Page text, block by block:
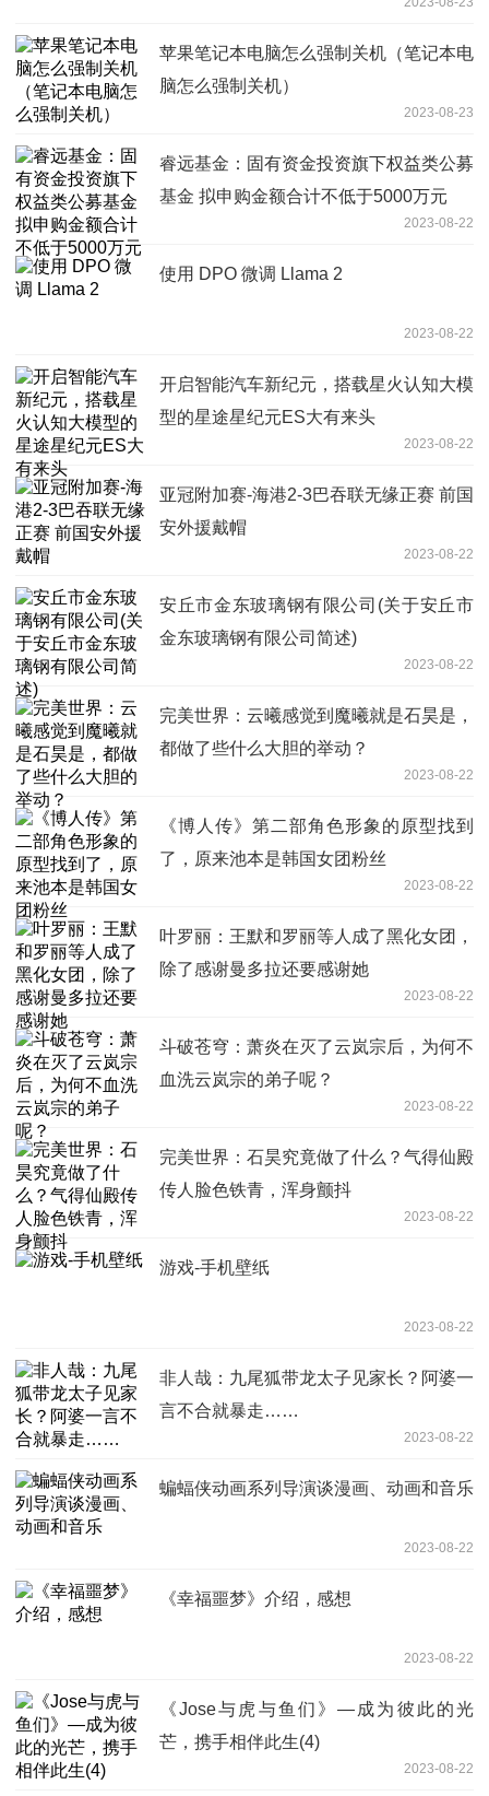
苹果笔记本电脑怎么强制关机（笔记本电
脑怎么强制关机）
2023-08-23
睿远基金：固有资金投资旗下权益类公募
基金 拟申购金额合计不低于5000万元
2023-08-22
使用 DPO 微调 Llama 2
2023-08-22
开启智能汽车新纪元，搭载星火认知大模
型的星途星纪元ES大有来头
2023-08-22
亚冠附加赛-海港2-3巴吞联无缘正赛 前国
安外援戴帽
2023-08-22
安丘市金东玻璃钢有限公司(关于安丘市
金东玻璃钢有限公司简述)
2023-08-22
完美世界：云曦感觉到魔曦就是石昊是，
都做了些什么大胆的举动？
2023-08-22
《博人传》第二部角色形象的原型找到
了，原来池本是韩国女团粉丝
2023-08-22
叶罗丽：王默和罗丽等人成了黑化女团，
除了感谢曼多拉还要感谢她
2023-08-22
斗破苍穹：萧炎在灭了云岚宗后，为何不
血洗云岚宗的弟子呢？
2023-08-22
完美世界：石昊究竟做了什么？气得仙殿
传人脸色铁青，浑身颤抖
2023-08-22
游戏-手机壁纸
2023-08-22
非人哉：九尾狐带龙太子见家长？阿婆一
言不合就暴走……
2023-08-22
蝙蝠侠动画系列导演谈漫画、动画和音乐
2023-08-22
《幸福噩梦》介绍，感想
2023-08-22
《Jose与虎与鱼们》—成为彼此的光
芒，携手相伴此生(4)
2023-08-22